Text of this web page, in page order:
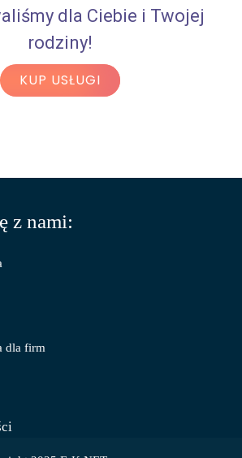
dla Ciebie i Twojej
rodziny!
KUP USŁUGI
z nami:
dla firm